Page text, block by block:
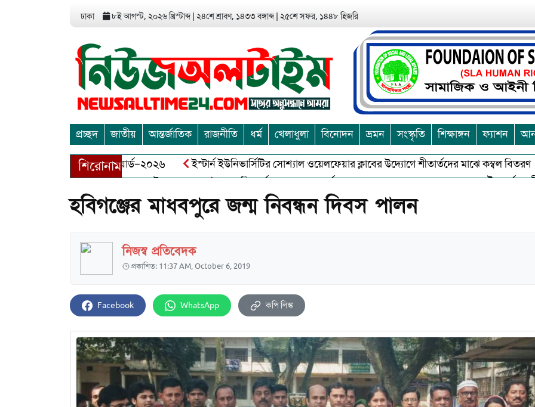
ঢাকা ৮ই আগস্ট, ২০২৬ খ্রিস্টাব্দ ২৪শে শ্রাবণ, ১৪৩৩ বঙ্গাব্দ ২৫শে সফর, ১৪৪৮ হিজরি
প্রচ্ছদ জাতীয় আন্তর্জাতিক রাজনীতি ধর্ম খেলাধুলা বিনোদন ভ্রমন সংস্কৃতি শিক্ষাঙ্গন ফ্যাশন
শিরোনাম
এন্ড এন্ট্রাপ্রেনিয়র অ্যাওয়ার্ড–২০২৬ ইস্টার্ন ইউনিভার্সিটির সোশ্যাল ওয়েলফেয়ার ক্লাবের উদ্যোগে শীতার্তদের মাঝে কম্বল বিতরণ
বীর মুক্তিযোদ্ধা আব্দুল খালেক এর ইন্তেকাল
আত্মশুদ্ধি অর্জন ও অশুভকে বর্জন করে সত্য,সুন্দরকে বরনে কলাপাড়ায় বৌদ্ধ ধর্মাবলম্বীদের
হবিগঞ্জের মাধবপুরে জন্ম নিবন্ধন দিবস পালন
নিজস্ব প্রতিবেদক
প্রকাশিত: 11:37 AM, October 6, 2019
Facebook WhatsApp কপি লিঙ্ক